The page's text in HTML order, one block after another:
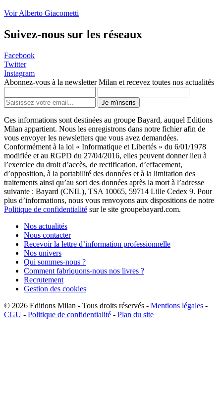
Voir Alberto Giacometti
Suivez-nous sur les réseaux
Facebook
Twitter
Instagram
Abonnez-vous à la newsletter Milan et recevez toutes nos actualités
Je m'inscris
Ces informations sont destinées au groupe Bayard, auquel Editions
Milan appartient. Nous les enregistrons dans notre fichier afin de
vous envoyer les newsletters que vous avez demandées.
Conformément à la loi « Informatique et Libertés » du 6/01/1978
modifiée et au RGPD du 27/04/2016, elles peuvent donner lieu à
l’exercice du droit d’accès, de rectification, d’effacement,
d’opposition, à la portabilité des données et à la limitation des
traitements ainsi qu’au sort des données après la mort à l’adresse
suivante : Bayard (CNIL), TSA 10065, 59714 Lille Cedex 9. Pour
plus d’informations, nous vous renvoyons aux dispositions de notre
Politique de confidentialité sur le site groupebayard.com.
Nos actualités
Nous contacter
Recevoir la lettre d’information professionnelle
Nos univers
Qui sommes-nous ?
Comment fabriquons-nous nos livres ?
Recrutement
Gestion des cookies
© 2026 Editions Milan - Tous droits réservés - Mentions légales -
CGU - Politique de confidentialité - Plan du site